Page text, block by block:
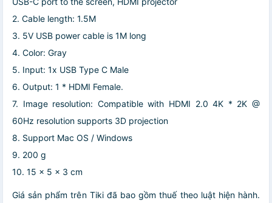
2. Cable length: 1.5M
3. 5V USB power cable is 1M long
4. Color: Gray
5. Input: 1x USB Type C Male
6. Output: 1 * HDMI Female.
7. Image resolution: Compatible with HDMI 2.0 4K * 2K @
60Hz resolution supports 3D projection
8. Support Mac OS / Windows
9. 200 g
10. 15 x 5 x 3 cm
Giá sản phẩm trên Tiki đã bao gồm thuế theo luật hiện hành.